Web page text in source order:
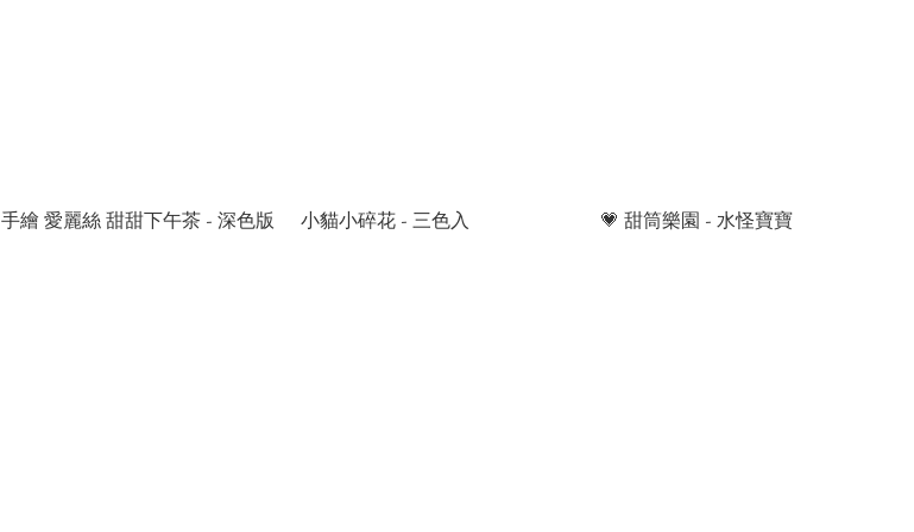
手繪 愛麗絲 甜甜下午茶 - 深色版 小貓小碎花 - 三色入 💗 甜筒樂園 - 水怪寶寶